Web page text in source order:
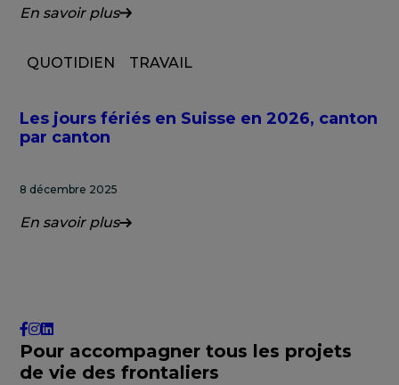
En savoir plus
QUOTIDIEN TRAVAIL
Les jours fériés en Suisse en 2026, canton
par canton
8 décembre 2025
En savoir plus
Pour accompagner tous les projets
de vie des frontaliers